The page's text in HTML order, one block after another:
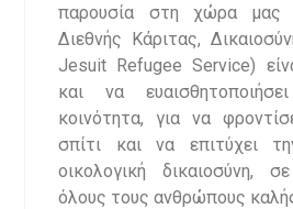
παρουσία στη χώρα μας
Διεθνής Κάριτας,
Jesuit Refugee Service)
και να
κοινότητα, για να
σπίτι και να επιτύχει
οικολογική δικαιοσύνη,
όλους τους ανθρώπους